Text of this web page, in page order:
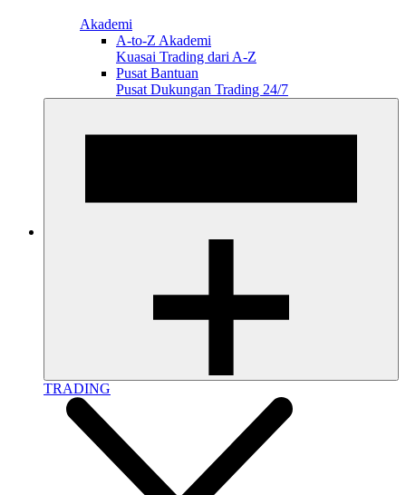
Akademi
A-to-Z Akademi
Kuasai Trading dari A-Z
Pusat Bantuan
Pusat Dukungan Trading 24/7
TRADING